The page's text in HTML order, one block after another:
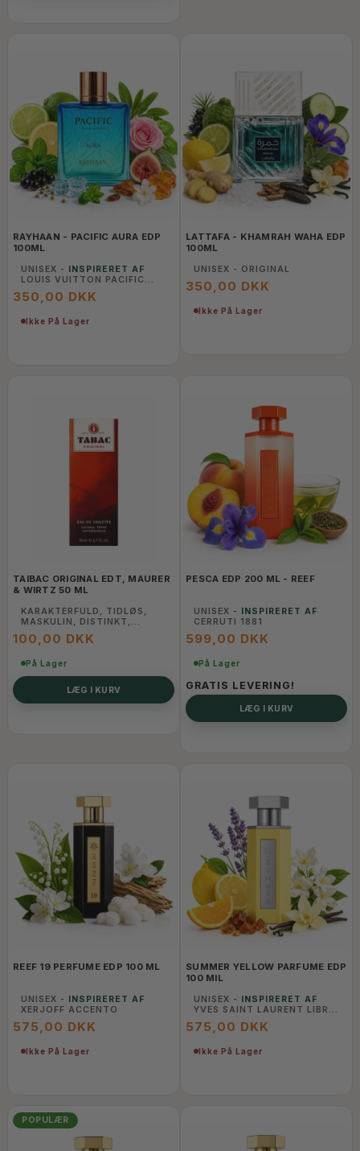
RAYHAAN - PACIFIC AURA EDP
100ML
UNISEX - INSPIRERET AF
LOUIS VUITTON PACIFIC
CHILL
350,00 DKK
Ikke På Lager
LATTAFA - KHAMRAH WAHA EDP
100ML
UNISEX - ORIGINAL
350,00 DKK
Ikke På Lager
TAIBAC ORIGINAL EDT, MAURER
& WIRTZ 50 ML
KARAKTERFULD, TIDLØS,
MASKULIN, DISTINKT,
UFORGLEMMELIG.
100,00 DKK
På Lager
LÆG I KURV
PESCA EDP 200 ML - REEF
UNISEX - INSPIRERET AF
CERRUTI 1881
599,00 DKK
På Lager
GRATIS LEVERING!
LÆG I KURV
REEF 19 PERFUME EDP 100 ML
UNISEX - INSPIRERET AF
XERJOFF ACCENTO
575,00 DKK
Ikke På Lager
SUMMER YELLOW PARFUME EDP
100 MIL
UNISEX - INSPIRERET AF
YVES SAINT LAURENT LIBRE
INTENSE
575,00 DKK
Ikke På Lager
POPULÆR